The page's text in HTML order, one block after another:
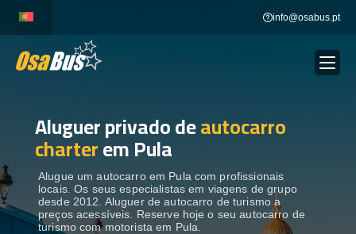
content
info@osabus.pt
ALUGUER DE AUTOCARROS
DESTINOS
FROTA
Aluguer privado deautocarro
charterem Pula
Alugue um autocarro em Pula com profissionais
locais. Os seus especialistas em viagens de grupo
desde 2012. Aluguer de autocarro de turismo a
preços acessíveis. Reserve hoje o seu autocarro de
turismo com motorista em Pula.